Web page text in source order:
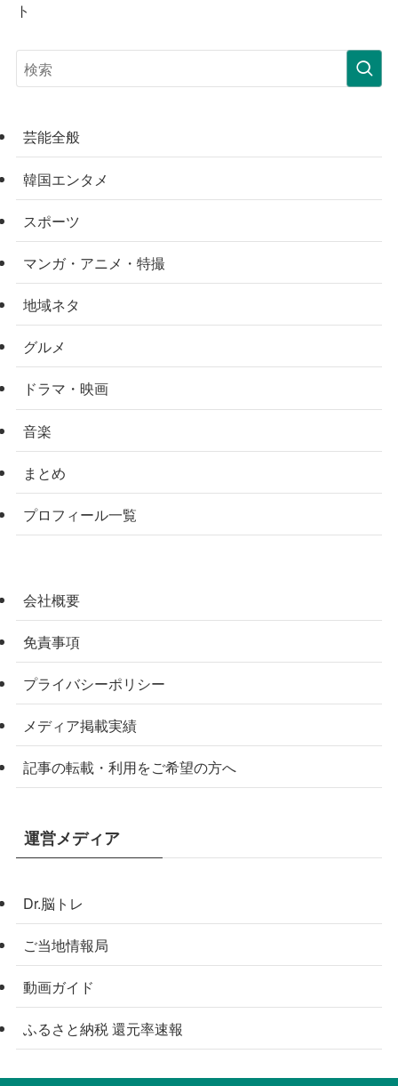
ト
芸能全般
韓国エンタメ
スポーツ
マンガ・アニメ・特撮
地域ネタ
グルメ
ドラマ・映画
音楽
まとめ
プロフィール一覧
会社概要
免責事項
プライバシーポリシー
メディア掲載実績
記事の転載・利用をご希望の方へ
運営メディア
Dr.脳トレ
ご当地情報局
動画ガイド
ふるさと納税 還元率速報